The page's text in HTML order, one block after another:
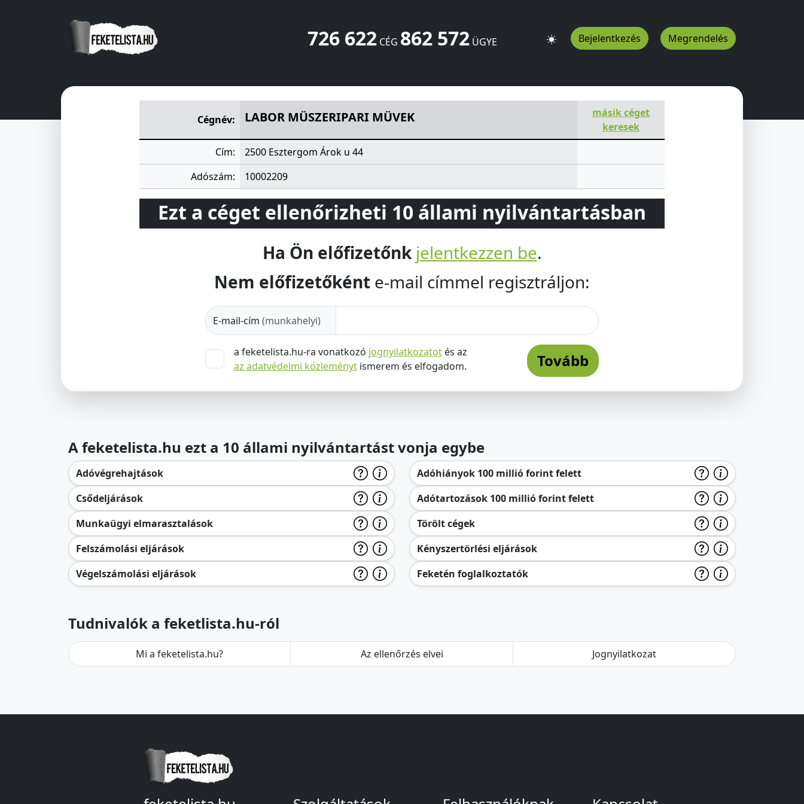
726 622CÉG 862 572ÜGYE Bejelentkezés Megrendelés
Cégnév:
LABOR MÜSZERIPARI MÜVEK
másik céget
keresek
Cím:
2500 Esztergom Árok u 44
Adószám:
10002209
Ezt a céget ellenőrizheti 10 állami nyilvántartásban
Ha Ön előfizetőnk jelentkezzen be.
Nem előfizetőként e-mail címmel regisztráljon:
E-mail-cím (munkahelyi)
a feketelista.hu-ra vonatkozó jognyilatkozatotés az
az adatvédelmi közleménytismerem és elfogadom. Tovább
A feketelista.hu ezt a 10 állami nyilvántartást vonja egybe
Adóvégrehajtások
Csődeljárások
Munkaügyi elmarasztalások
Felszámolási eljárások
Végelszámolási eljárások
Adóhiányok 100 millió forint felett
Adótartozások 100 millió forint felett
Törölt cégek
Kényszertörlési eljárások
Feketén foglalkoztatók
Tudnivalók a feketlista.hu-ról
Mi a feketelista.hu? Az ellenőrzés elvei Jognyilatkozat